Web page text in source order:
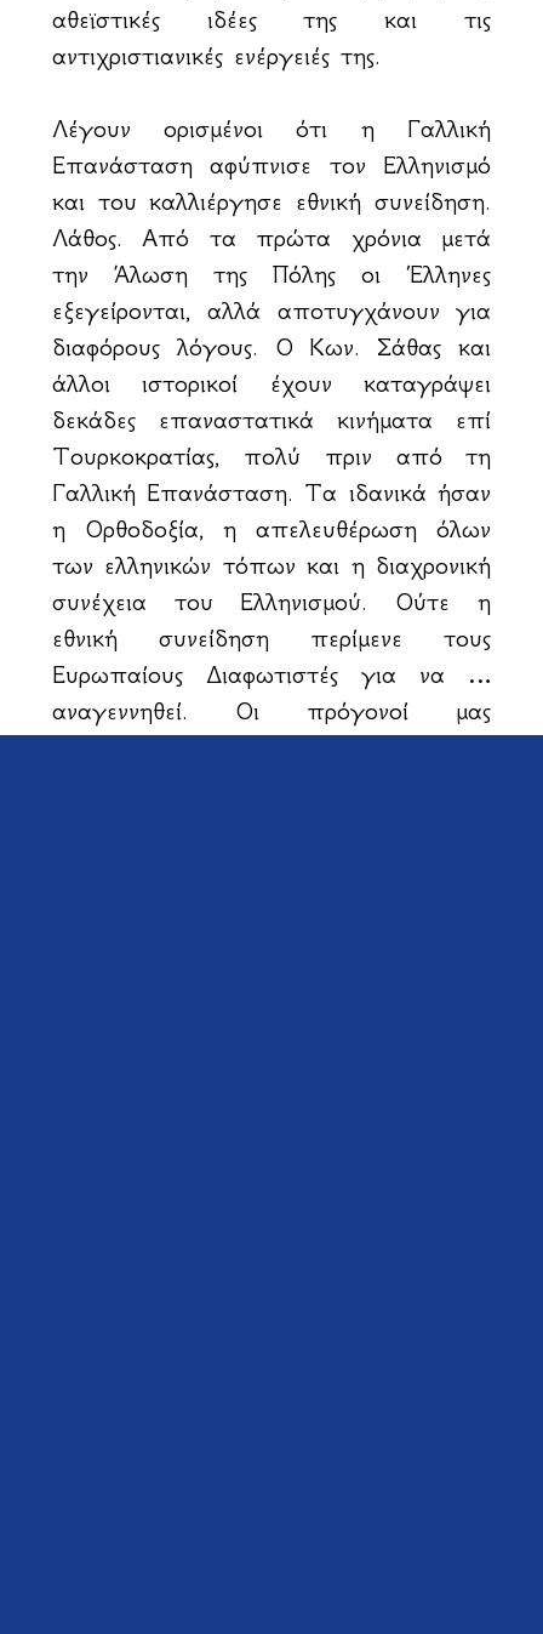
αθεϊστικές ιδέες της και τις
αντιχριστιανικές ενέργειές της.
Λέγουν ορισμένοι ότι η Γαλλική
Επανάσταση αφύπνισε τον Ελληνισμό
και του καλλιέργησε εθνική συνείδηση.
Λάθος. Από τα πρώτα χρόνια μετά
την Άλωση της Πόλης οι Έλληνες
εξεγείρονται, αλλά αποτυγχάνουν για
διαφόρους λόγους. Ο Κων. Σάθας και
άλλοι ιστορικοί έχουν καταγράψει
δεκάδες επαναστατικά κινήματα επί
Τουρκοκρατίας, πολύ πριν από τη
Γαλλική Επανάσταση. Τα ιδανικά ήσαν
η Ορθοδοξία, η απελευθέρωση όλων
των ελληνικών τόπων και η διαχρονική
συνέχεια του Ελληνισμού. Ούτε η
εθνική συνείδηση περίμενε τους
Ευρωπαίους Διαφωτιστές για να …
αναγεννηθεί. Οι πρόγονοί μας